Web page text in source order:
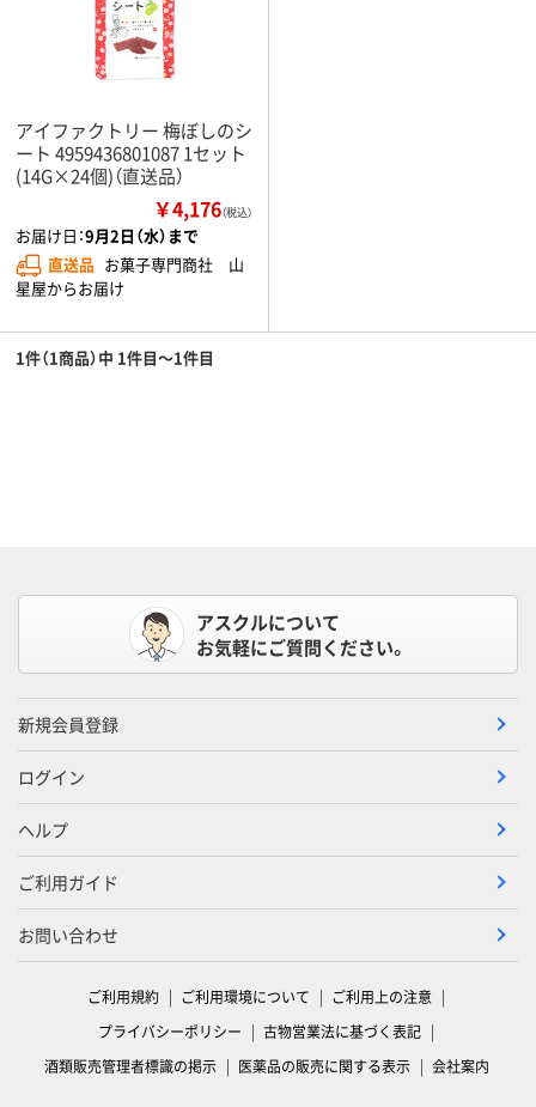
アイファクトリー 梅ぼしのシ
ート 4959436801087 1セット
(14G×24個)（直送品）
￥4,176（税込）
お届け日：9月2日（水）まで
直送品 お菓子専門商社 山
星屋からお届け
1件（1商品）中 1件目～1件目
アスクルについて
お気軽にご質問ください。
新規会員登録
ログイン
ヘルプ
ご利用ガイド
お問い合わせ
ご利用規約 ご利用環境について
ご利用上の注意
プライバシーポリシー
古物営業法に基づく表記
酒類販売管理者標識の掲示
医薬品の販売に関する表示 会社案内